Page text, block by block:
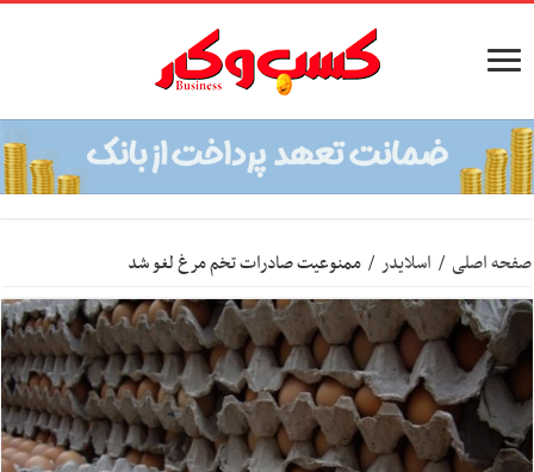
صفحه اصلی / اسلایدر / ممنوعیت صادرات تخم مرغ لغو شد